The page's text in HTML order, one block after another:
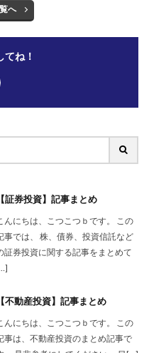
へ
てね！
【証券投資】記事まとめ
んにちは、こつこつｂです。 この
事では、 株、債券、投資信託など
証券投資に関する記事をまとめて
【不動産投資】記事まとめ
んにちは、こつこつｂです。 この
事は、不動産投資のまとめ記事で